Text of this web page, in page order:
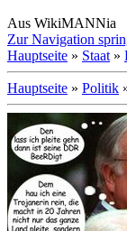
Aus WikiMANNia
Zur Navigation
Hauptseite » Staat »
Hauptseite » Politik